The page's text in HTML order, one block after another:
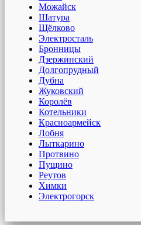
Можайск
Шатура
Щёлково
Электросталь
Бронницы
Дзержинский
Долгопрудный
Дубна
Жуковский
Королёв
Котельники
Красноармейск
Лобня
Лыткарино
Протвино
Пущино
Реутов
Химки
Электрогорск